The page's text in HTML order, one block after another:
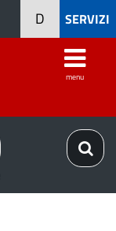
SERVIZI
D
menu